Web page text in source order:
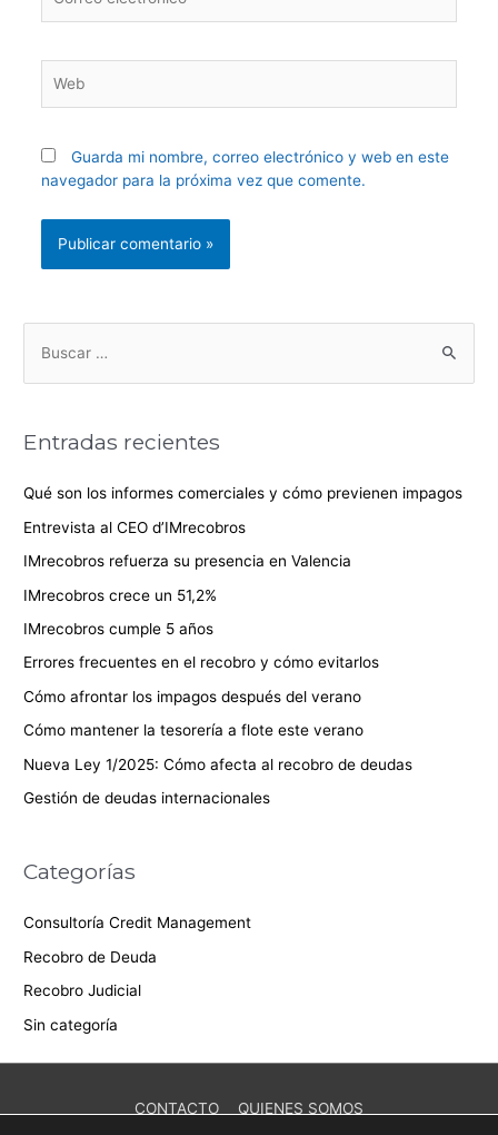
Guarda mi nombre, correo electrónico y web en este
navegador para la próxima vez que comente.
Entradas recientes
Qué son los informes comerciales y cómo previenen impagos
Entrevista al CEO d’IMrecobros
IMrecobros refuerza su presencia en Valencia
IMrecobros crece un 51,2%
IMrecobros cumple 5 años
Errores frecuentes en el recobro y cómo evitarlos
Cómo afrontar los impagos después del verano
Cómo mantener la tesorería a flote este verano
Nueva Ley 1/2025: Cómo afecta al recobro de deudas
Gestión de deudas internacionales
Categorías
Consultoría Credit Management
Recobro de Deuda
Recobro Judicial
Sin categoría
CONTACTO
QUIENES SOMOS